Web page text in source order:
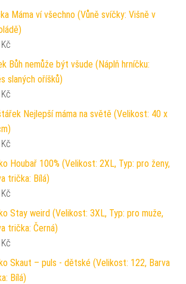
Máma ví všechno (Vůně svíčky: Višně v
Kč
Bůh nemůže být všude (Náplň hrníčku:
slaných oříšků)
Kč
Nejlepší máma na světě (Velikost: 40 x
Kč
Houbař 100% (Velikost: 2XL, Typ: pro ženy,
trička: Bílá)
Kč
Stay weird (Velikost: 3XL, Typ: pro muže,
trička: Černá)
Kč
Skaut – puls - dětské (Velikost: 122, Barva
Bílá)